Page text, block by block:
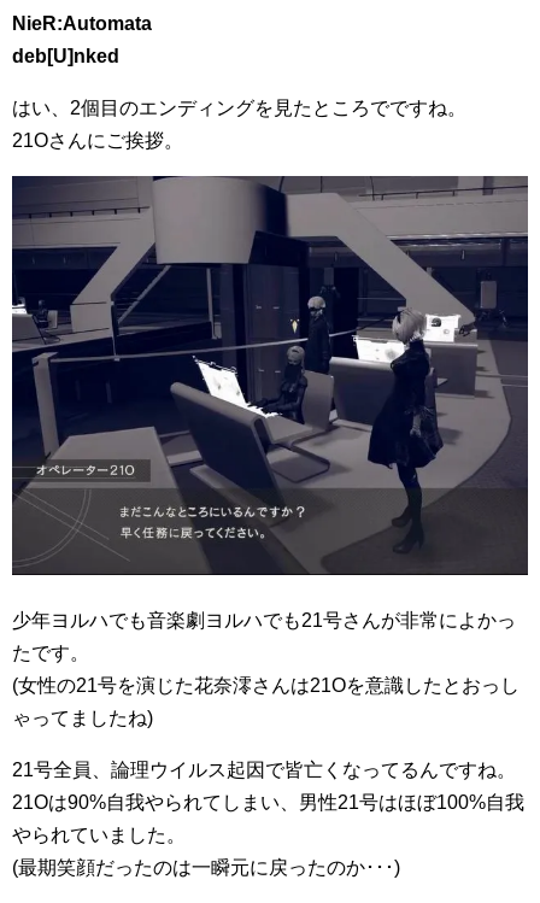
NieR:Automata
deb[U]nked
はい、2個目のエンディングを見たところでですね。
21Oさんにご挨拶。
少年ヨルハでも音楽劇ヨルハでも21号さんが非常によかっ
たです。
(女性の21号を演じた花奈澪さんは21Oを意識したとおっし
ゃってましたね)
21号全員、論理ウイルス起因で皆亡くなってるんですね。
21Oは90%自我やられてしまい、男性21号はほぼ100%自我
やられていました。
(最期笑顔だったのは一瞬元に戻ったのか･･･)